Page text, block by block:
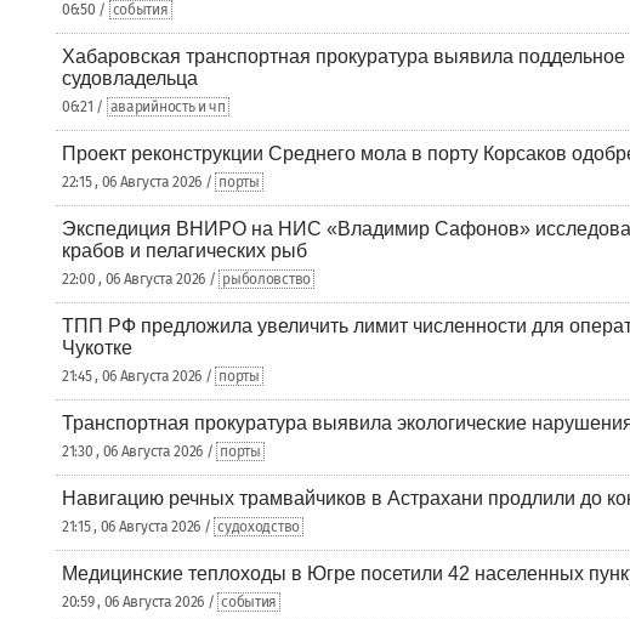
06:50 / события
Хабаровская транспортная прокуратура выявила поддельное
судовладельца
06:21 / аварийность и чп
Проект реконструкции Среднего мола в порту Корсаков
22:15 , 06 Августа 2026 / порты
Экспедиция ВНИРО на НИС «Владимир Сафонов»
крабов и пелагических рыб
22:00 , 06 Августа 2026 / рыболовство
ТПП РФ предложила увеличить лимит численности для
Чукотке
21:45 , 06 Августа 2026 / порты
Транспортная прокуратура выявила экологические
21:30 , 06 Августа 2026 / порты
Навигацию речных трамвайчиков в Астрахани продлили до
21:15 , 06 Августа 2026 / судоходство
Медицинские теплоходы в Югре посетили 42 населенных
20:59 , 06 Августа 2026 / события